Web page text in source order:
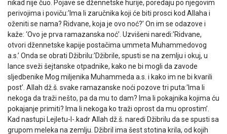
nikad nije čuo. Pojave se džennetske hurije, poredaju po njegovim
perivojima i poviču:'Ima li zaručnika koji će biti prosci kod Allaha i
oženiti se nama? Ridvane, koja je ovo noć?’ On im se odazove i
kaže: ‘Ovo je prva ramazanska noć’. Uzvišeni naredi:'Ridvane,
otvori džennetske kapije postačima ummeta Muhammedovog
a.s.’ Onda se obrati Džibrilu:'Džibrile, spusti se na zemlju i okuj, u
lance sveži šejtanske otpadnike, kako ne bi mogli da zavode
sljedbenike Mog miljenika Muhammeda a.s. i kako im ne bi kvarili
post’. Allah dž.š. svake ramazanske noći pozove tri puta:'Ima li
nekoga da traži nešto, pa da mu to dam? Ima li pokajnika kojima ću
pokajanje primiti? Ima li nekoga ko traži oprost da mu oprostim’.
Kad nastupi Lejletu-l-.kadr Allah dž.š. naredi Džibrilu da se spusti sa
grupom meleka na zemlju. Džibril ima šest stotina krila, od kojih